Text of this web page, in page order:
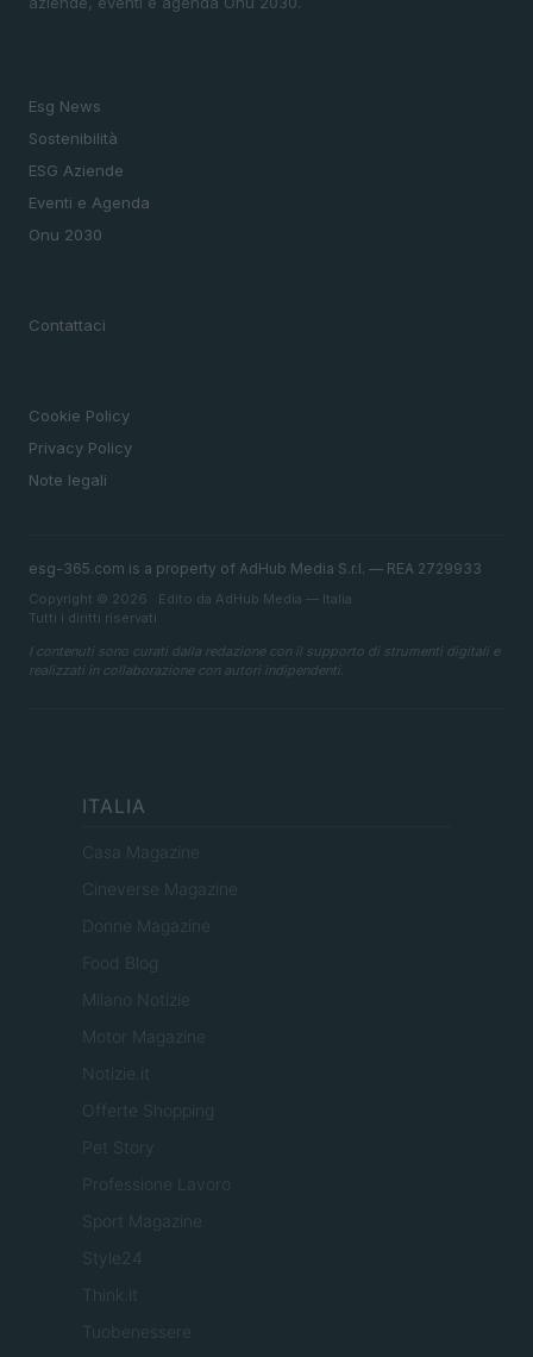
Esg News
Sostenibilità
ESG Aziende
Eventi e Agenda
Onu 2030
Contattaci
Cookie Policy
Privacy Policy
Note legali
esg-365.com is a property of AdHub Media S.r.l. — REA 2729933
Copyright © 2026 · Edito da AdHub Media — Italia
Tutti i diritti riservati
I contenuti sono curati dalla redazione con il supporto di strumenti digitali e
realizzati in collaborazione con autori indipendenti.
ITALIA
Casa Magazine
Cineverse Magazine
Donne Magazine
Food Blog
Milano Notizie
Motor Magazine
Notizie.it
Offerte Shopping
Pet Story
Professione Lavoro
Sport Magazine
Style24
Think.it
Tuobenessere